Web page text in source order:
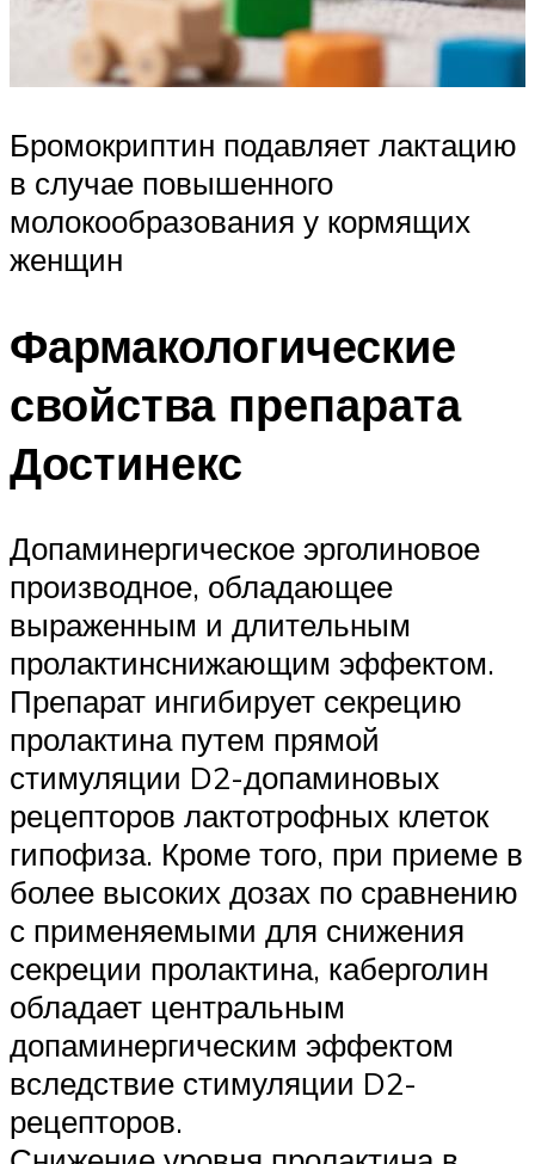
Бромокриптин подавляет лактацию
в случае повышенного
молокообразования у кормящих
женщин
Фармакологические
свойства препарата
Достинекс
Допаминергическое эрголиновое
производное, обладающее
выраженным и длительным
пролактинснижающим эффектом.
Препарат ингибирует секрецию
пролактина путем прямой
стимуляции D2-допаминовых
рецепторов лактотрофных клеток
гипофиза. Кроме того, при приеме в
более высоких дозах по сравнению
с применяемыми для снижения
секреции пролактина, каберголин
обладает центральным
допаминергическим эффектом
вследствие стимуляции D2-
рецепторов.